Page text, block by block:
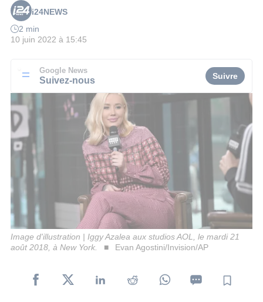
i24NEWS
2 min
10 juin 2022 à 15:45
Google News
Suivez-nous Suivre
Image d'illustration | Iggy Azalea aux studios AOL, le mardi 21
août 2018, à New York.
Evan Agostini/Invision/AP